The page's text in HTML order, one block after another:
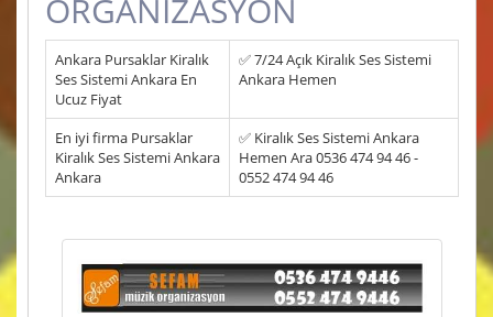
ORGANİZASYON
Ankara Pursaklar Kiralık
Ses Sistemi Ankara En
Ucuz Fiyat
✅ 7/24 Açık Kiralık Ses Sistemi
Ankara Hemen
En iyi firma Pursaklar
Kiralık Ses Sistemi Ankara
Ankara
✅ Kiralık Ses Sistemi Ankara
Hemen Ara 0536 474 94 46 -
0552 474 94 46